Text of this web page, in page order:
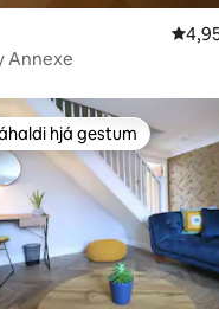
4,95
Annexe
uppáhaldi hjá gestum
hjá gestum